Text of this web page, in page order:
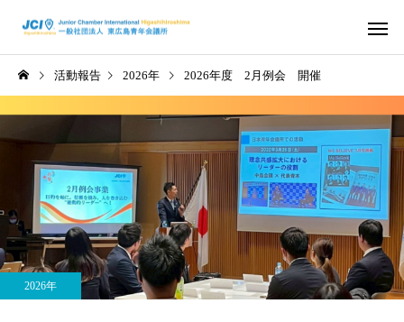
活動スケジュール 役員および
2026年
2026年度 4月例会 開催
2026年
2026年度 3月例会 開
活動報告 2026年 2026年度 2月例会 開催
2026年